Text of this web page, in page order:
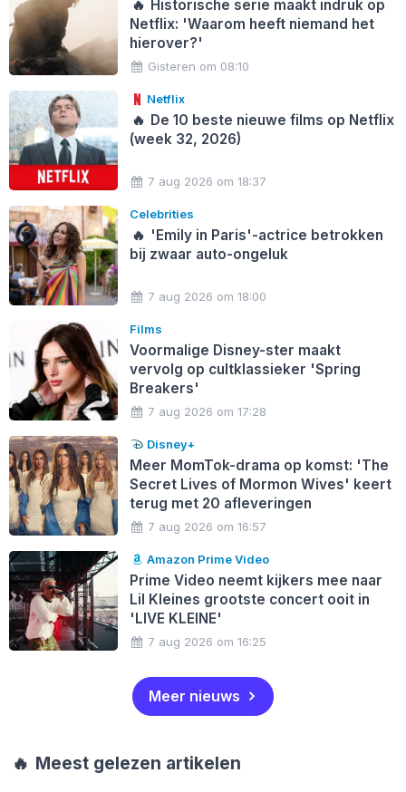
🔥 Historische serie maakt indruk op
Netflix: 'Waarom heeft niemand het
hierover?'
Gisteren om 08:10
Netflix
🔥 De 10 beste nieuwe films op Netflix
(week 32, 2026)
7 aug 2026 om 18:37
Celebrities
🔥 'Emily in Paris'-actrice betrokken
bij zwaar auto-ongeluk
7 aug 2026 om 18:00
Films
Voormalige Disney-ster maakt
vervolg op cultklassieker 'Spring
Breakers'
7 aug 2026 om 17:28
Disney+
Meer MomTok-drama op komst: 'The
Secret Lives of Mormon Wives' keert
terug met 20 afleveringen
7 aug 2026 om 16:57
Amazon Prime Video
Prime Video neemt kijkers mee naar
Lil Kleines grootste concert ooit in
'LIVE KLEINE'
7 aug 2026 om 16:25
Meer nieuws
🔥 Meest gelezen artikelen